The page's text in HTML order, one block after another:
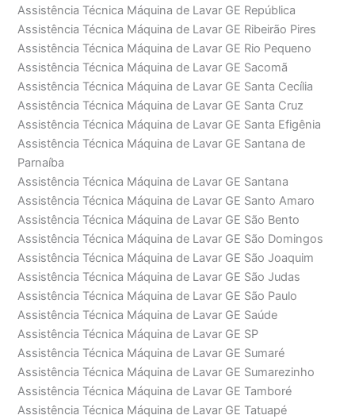
Assistência Técnica Máquina de Lavar GE República
Assistência Técnica Máquina de Lavar GE Ribeirão Pires
Assistência Técnica Máquina de Lavar GE Rio Pequeno
Assistência Técnica Máquina de Lavar GE Sacomã
Assistência Técnica Máquina de Lavar GE Santa Cecília
Assistência Técnica Máquina de Lavar GE Santa Cruz
Assistência Técnica Máquina de Lavar GE Santa Efigênia
Assistência Técnica Máquina de Lavar GE Santana de
Parnaíba
Assistência Técnica Máquina de Lavar GE Santana
Assistência Técnica Máquina de Lavar GE Santo Amaro
Assistência Técnica Máquina de Lavar GE São Bento
Assistência Técnica Máquina de Lavar GE São Domingos
Assistência Técnica Máquina de Lavar GE São Joaquim
Assistência Técnica Máquina de Lavar GE São Judas
Assistência Técnica Máquina de Lavar GE São Paulo
Assistência Técnica Máquina de Lavar GE Saúde
Assistência Técnica Máquina de Lavar GE SP
Assistência Técnica Máquina de Lavar GE Sumaré
Assistência Técnica Máquina de Lavar GE Sumarezinho
Assistência Técnica Máquina de Lavar GE Tamboré
Assistência Técnica Máquina de Lavar GE Tatuapé